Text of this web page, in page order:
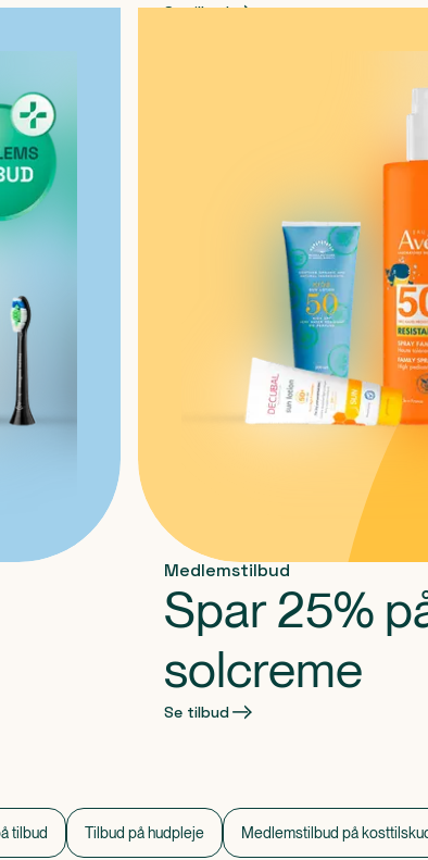
Se tilbud
Medlemstilbud
Spar 25%
solcreme
Se tilbud
tilbud Tilbud på hudpleje Medlemstilbud på